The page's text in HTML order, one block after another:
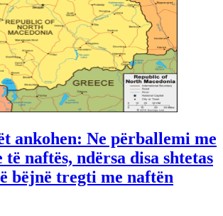
ankohen: Ne përballemi me
naftës, ndërsa disa shtetas
bëjnë tregti me naftën